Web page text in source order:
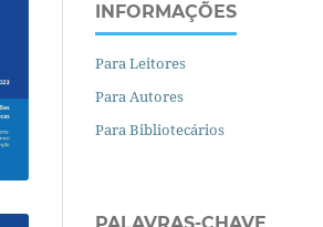
INFORMAÇÕES
Para Leitores
Para Autores
Para Bibliotecários